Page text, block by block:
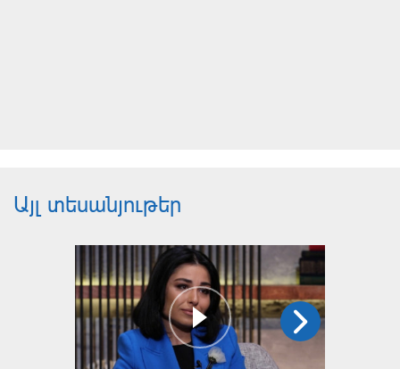
Այլ տեսանյութեր